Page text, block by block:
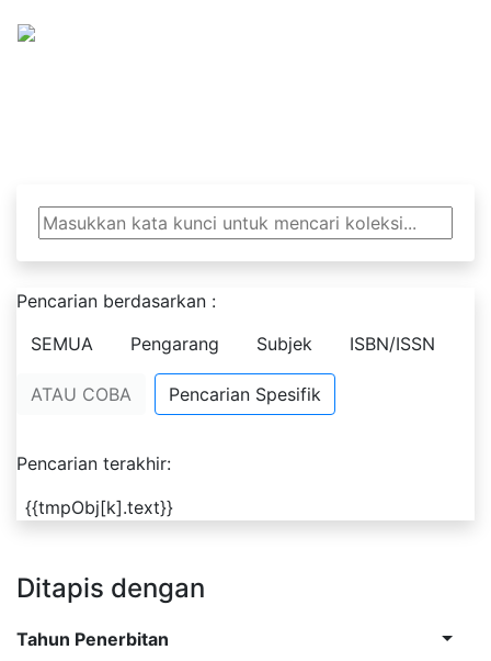
Pencarian berdasarkan :
SEMUA
Pengarang Subjek ISBN/ISSN
ATAU COBA Pencarian Spesifik
Pencarian terakhir:
{{tmpObj[k].text}}
Ditapis dengan
Tahun Penerbitan